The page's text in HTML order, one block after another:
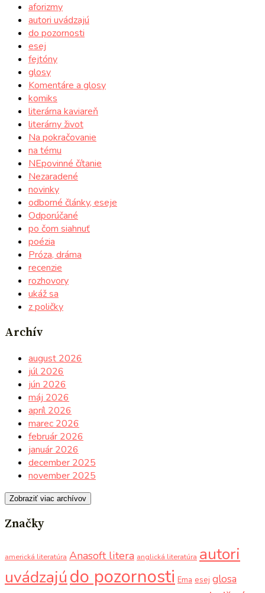
aforizmy
autori uvádzajú
do pozornosti
esej
fejtóny
glosy
Komentáre a glosy
komiks
literárna kaviareň
literárny život
Na pokračovanie
na tému
NEpovinné čítanie
Nezaradené
novinky
odborné články, eseje
Odporúčané
po čom siahnuť
poézia
Próza, dráma
recenzie
rozhovory
ukáž sa
z poličky
Archív
august 2026
júl 2026
jún 2026
máj 2026
apríl 2026
marec 2026
február 2026
január 2026
december 2025
november 2025
Zobraziť viac archívov
Značky
americká literatúra Anasoft litera anglická literatúra autori
uvádzajúdo pozornosti Ema esej glosa